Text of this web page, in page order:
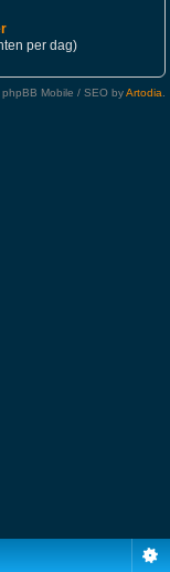
per dag)
phpBB Mobile / SEO byArtodia